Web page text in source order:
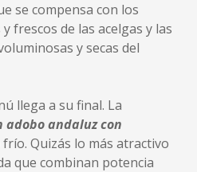
se compensa con los
frescos de las acelgas y las
y secas del
llega a su final. La
adobo andaluz con
Quizás lo más atractivo
que combinan potencia